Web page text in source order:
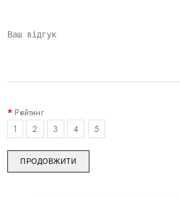
Результат
Склад:
Рейтинг
1
2 3 4 5
ПРОДОВЖИТИ